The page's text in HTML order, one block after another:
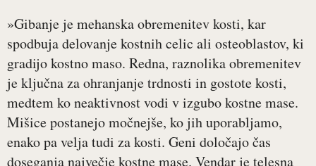
»Gibanje je mehanska obremenitev kosti, kar
spodbuja delovanje kostnih celic ali osteoblastov, ki
gradijo kostno maso. Redna, raznolika obremenitev
je ključna za ohranjanje trdnosti in gostote kosti,
medtem ko neaktivnost vodi v izgubo kostne mase.
Mišice postanejo močnejše, ko jih uporabljamo,
enako pa velja tudi za kosti. Geni določajo čas
doseganja največje kostne mase. Vendar je telesna